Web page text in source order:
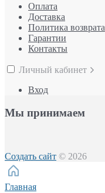
Оплата
Доставка
Политика возврата
Гарантии
Контакты
Личный кабинет
Вход
Мы принимаем
Создать сайт © 2026
Главная